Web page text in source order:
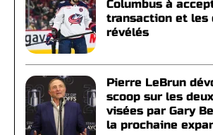
Columbus à
transaction et les
révélés
Pierre LeBrun
scoop sur les
visées par Gary
la prochaine